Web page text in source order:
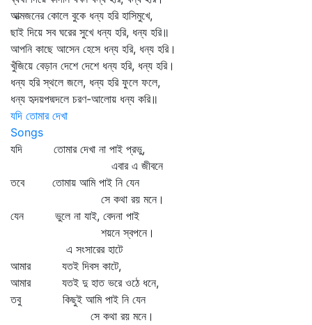
আত্মজনের কোলে বুকে ধন্য হরি হাসিমুখে,
ছাই দিয়ে সব ঘরের সুখে ধন্য হরি, ধন্য হরি॥
আপনি কাছে আসেন হেসে ধন্য হরি, ধন্য হরি।
খুঁজিয়ে বেড়ান দেশে দেশে ধন্য হরি, ধন্য হরি।
ধন্য হরি স্থলে জলে, ধন্য হরি ফুলে ফলে,
ধন্য হৃদয়পদ্মদলে চরণ-আলোয় ধন্য করি॥
যদি তোমার দেখা
Songs
যদি তোমার দেখা না পাই প্রভু,
এবার এ জীবনে
তবে তোমায় আমি পাই নি যেন
সে কথা রয় মনে।
যেন ভুলে না যাই, বেদনা পাই
শয়নে স্বপনে।
এ সংসারের হাটে
আমার যতই দিবস কাটে,
আমার যতই দু হাত ভরে ওঠে ধনে,
তবু কিছুই আমি পাই নি যেন
সে কথা রয় মনে।